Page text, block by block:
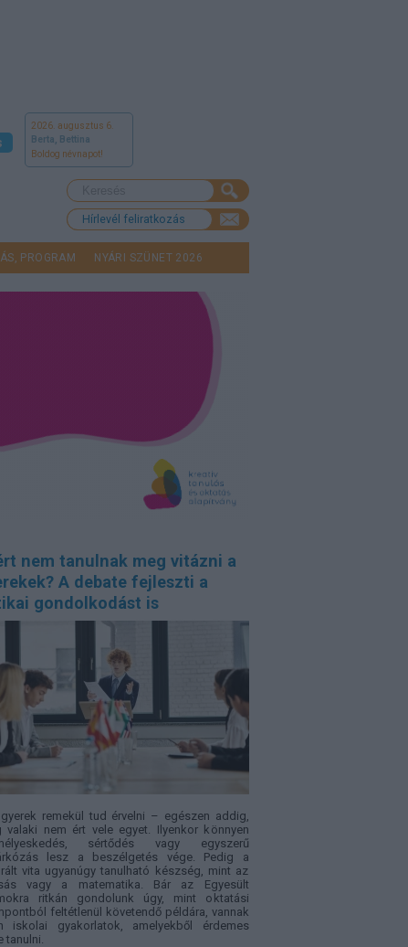
2026. augusztus 6.
Berta, Bettina
Boldog névnapot!
Hírlevél feliratkozás
PROGRAM NYÁRI SZÜNET 2026
nem tanulnak meg vitázni a
A debate fejleszti a
gondolkodást is
remekül tud érvelni – egészen addig,
valaki nem ért vele egyet. Ilyenkor könnyen
sértődés vagy egyszerű
lesz a beszélgetés vége. Pedig a
vita ugyanúgy tanulható készség, mint az
vagy a matematika. Bár az Egyesült
ritkán gondolunk úgy, mint oktatási
feltétlenül követendő példára, vannak
iskolai gyakorlatok, amelyekből érdemes
tanulni.